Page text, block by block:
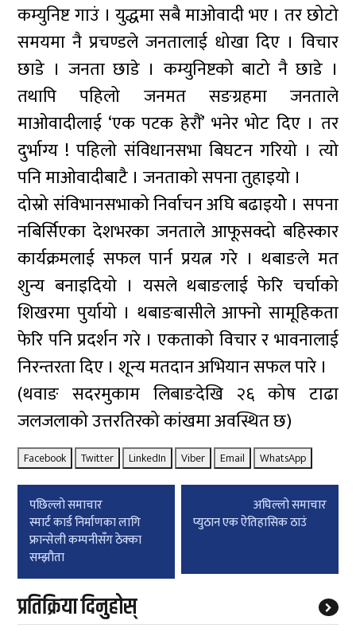
कम्युनिष्ट गाउं । युद्धमा सबै माओवादी भए । तर छोटो
समयमा नै प्रचण्डले जनतालाई धोखा दिए । विचार
छाडे । जनता छाडे । कम्युनिष्टको बाटो नै छाडे ।
तथापि पहिलो जनमत सङग्रहमा जनताले
माओवादीलाई ‘एक पटक हेरौं’ भनेर भोट दिए । तर
दुर्भाग्य ! पहिलो संविधानसभा बिघटन गरियो । त्यो
पनि माओवादीबाटै । जनताको सपना तुहाइयो ।
दोस्रो संविभानसभाको निर्वाचन अघि बढाइयोे । सपना
नबिर्सिएका देशभरका जनताले आफूसक्दो बहिस्कार
कार्यक्रमलाई सफल पार्न प्रयत्न गरे । थबाङले मत
शुन्य बनाइदियो । यसले थबाङलाई फेरि चर्चाको
शिखरमा पुर्यायो । थबाङबासीले आफ्नो सामूहिकता
फेरि पनि प्रदर्शन गरे । एकताको विचार र भावनालाई
निरन्तरता दिए । शून्य मतदान अभियान सफल पारे ।
(थवाङ सदरमुकाम लिबाङदेखि २६ कोष टाढा
जलजलाको उत्तरतिरको कांखमा अवस्थित छ)
Facebook Twitter LinkedIn Viber Email WhatsApp
Post
navigation
पछिल्लाे समाचार
स्मार्ट कार्ड निर्माणका लागि
फ्रान्सेली कम्पनीसँग ठेक्का
सम्झौता
अघिल्लाे समाचार
प्युठान एक ऐतिहासिक ठाउं
प्रतिक्रिया दिनुहोस्